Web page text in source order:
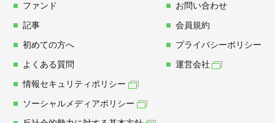
ファンド
記事
初めての方へ
よくある質問
お問い合わせ
会員規約
プライバシーポリシー
運営会社
情報セキュリティポリシー
ソーシャルメディアポリシー